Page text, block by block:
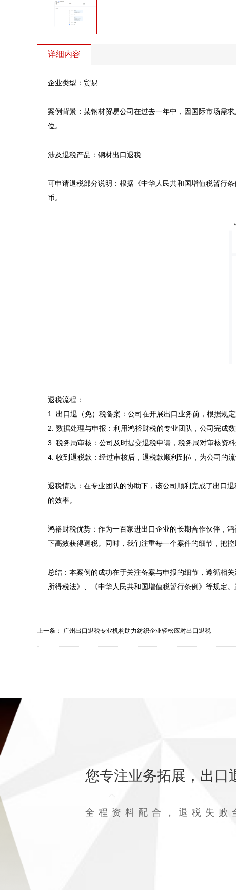
详细内容
企业类型：贸易
案例背景：某钢材贸易公司在过去一年中，因国际市场需
位。
涉及退税产品：钢材出口退税
可申请退税部分说明：根据《中华人民共和国增值税暂行
币。
退税流程：
1. 出口退（免）税备案：公司在开展出口业务前，根据规
2. 数据处理与申报：利用鸿裕财税的专业团队，公司完成
3. 税务局审核：公司及时提交退税申请，税务局对审核资料
4. 收到退税款：经过审核后，退税款顺利到位，为公司的流
退税情况：在专业团队的协助下，该公司顺利完成了出口
的效率。
鸿裕财税优势：作为一百家进出口企业的长期合作伙伴，
下高效获得退税。同时，我们注重每一个案件的细节，把
总结：本案例的成功在于关注备案与申报的细节，遵循相
上一条： 广州出口退税专业机构助力纺织企业轻松应对出口退税
您专注业务拓展，出口
全程资料配合，退税失败